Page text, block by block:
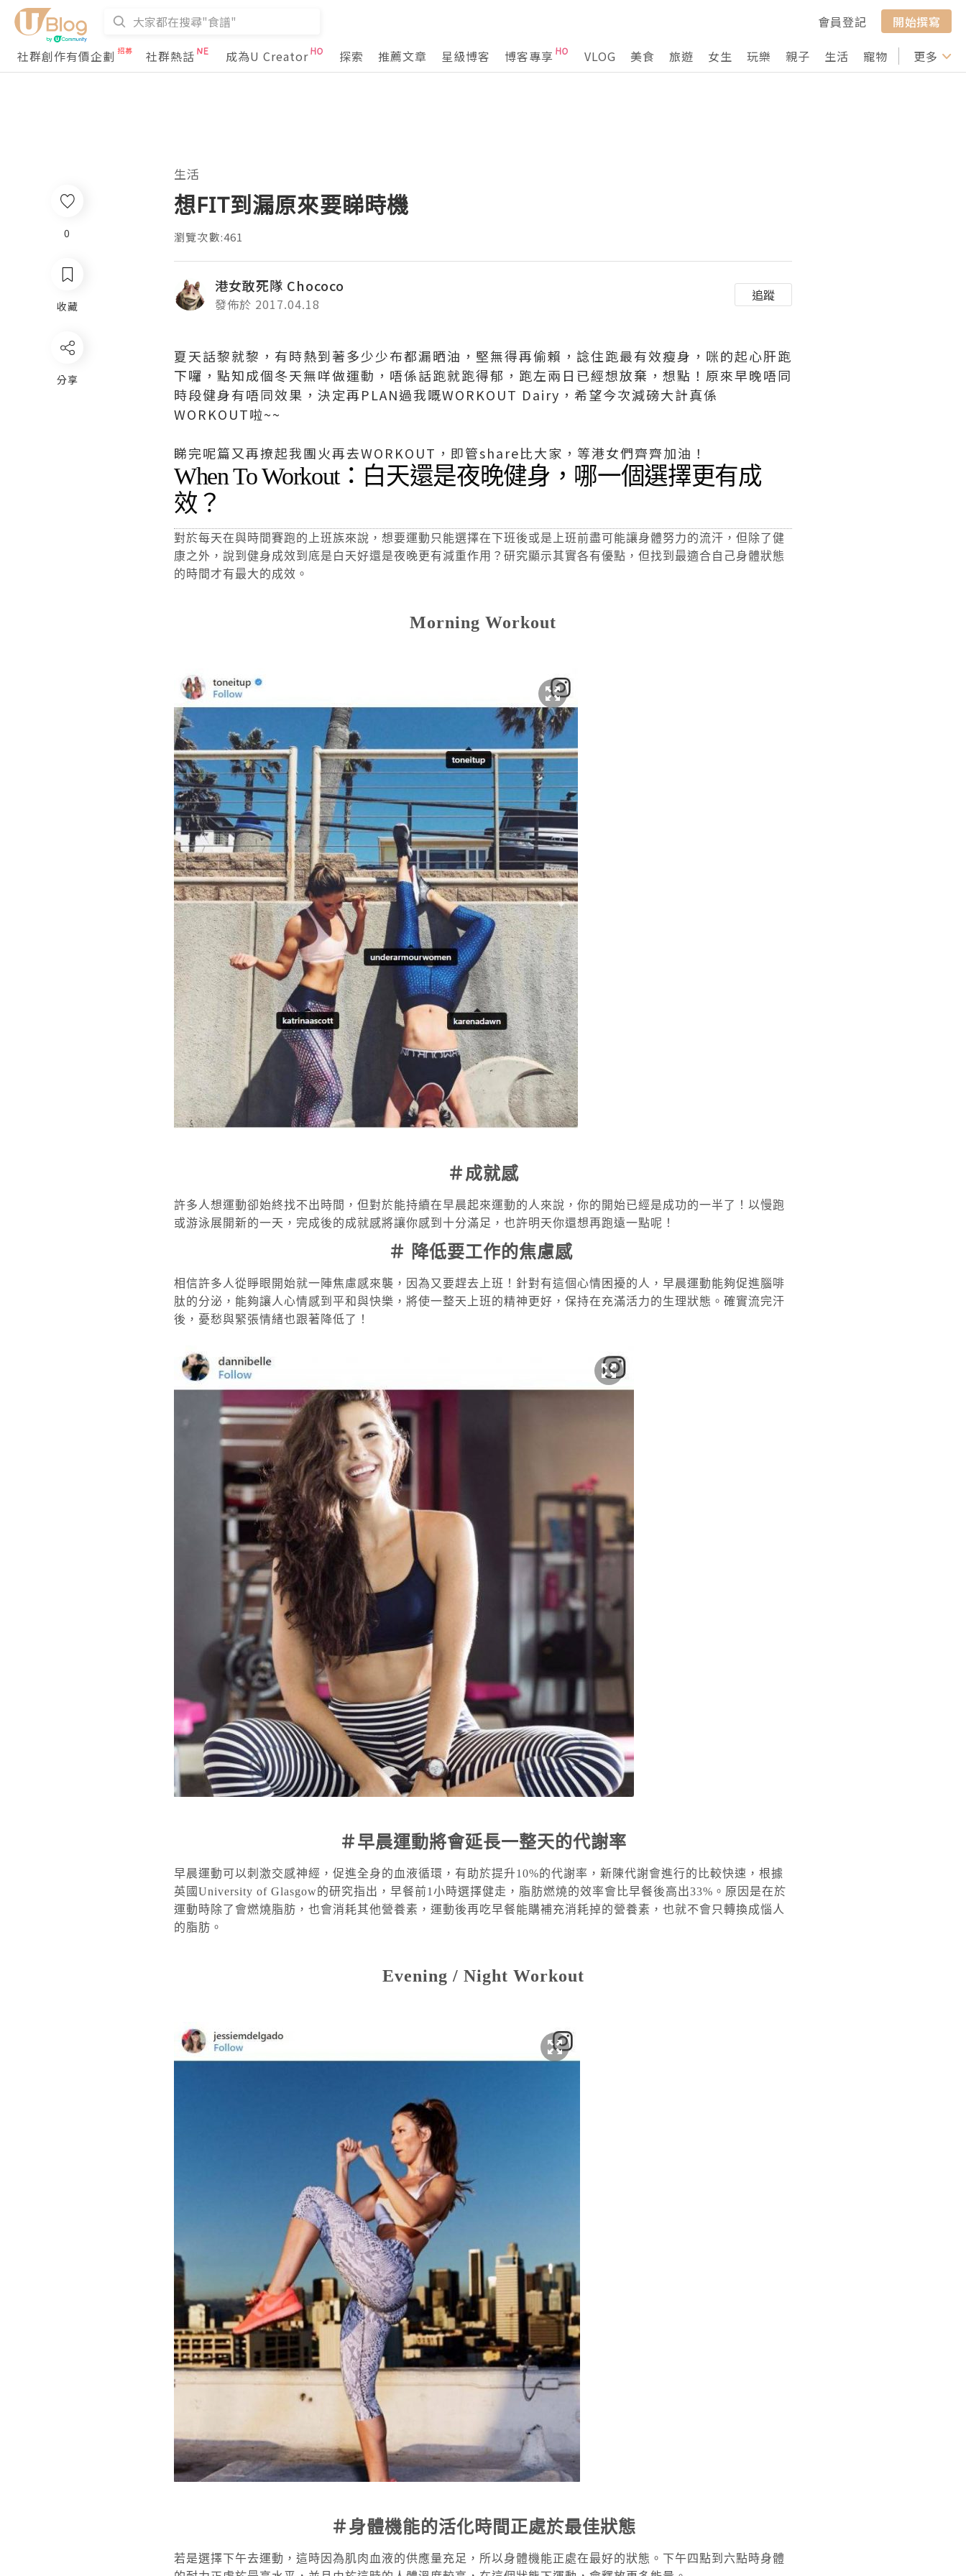
會員登記
開始撰寫
社群創作有價企劃
社群熱話 成為U Creator 探索 推薦文章 星級博客 博客專享 VLOG 美食 旅遊 女生 玩樂 親子 生活 寵物 行山 打卡
更多
0
收藏
分享
生活
想FIT到漏原來要睇時機
瀏覽次數:461
港女敢死隊 Chococo
發佈於 2017.04.18
追蹤
夏天話黎就黎，有時熱到著多少少布都漏晒油，堅無得再偷賴，諗住跑最有效瘦身，咪的起心肝跑
下囉，點知成個冬天無咩做運動，唔係話跑就跑得郁，跑左兩日已經想放棄，想點！原來早晚唔同
時段健身有唔同效果，決定再PLAN過我嘅WORKOUT Dairy，希望今次減磅大計真係
WORKOUT啦~~
睇完呢篇又再撩起我團火再去WORKOUT，即管share比大家，等港女們齊齊加油！
When To Workout：白天還是夜晚健身，哪一個選擇更有成
效？
對於每天在與時間賽跑的上班族來說，想要運動只能選擇在下班後或是上班前盡可能讓身體努力的流汗，但除了健
康之外，說到健身成效到底是白天好還是夜晚更有減重作用？研究顯示其實各有優點，但找到最適合自己身體狀態
的時間才有最大的成效。
Morning Workout
＃成就感
許多人想運動卻始終找不出時間，但對於能持續在早晨起來運動的人來說，你的開始已經是成功的一半了！以慢跑
或游泳展開新的一天，完成後的成就感將讓你感到十分滿足，也許明天你還想再跑遠一點呢！
＃ 降低要工作的焦慮感
相信許多人從睜眼開始就一陣焦慮感來襲，因為又要趕去上班！針對有這個心情困擾的人，早晨運動能夠促進腦啡
肽的分泌，能夠讓人心情感到平和與快樂，將使一整天上班的精神更好，保持在充滿活力的生理狀態。確實流完汗
後，憂愁與緊張情緒也跟著降低了！
＃早晨運動將會延長一整天的代謝率
早晨運動可以刺激交感神經，促進全身的血液循環，有助於提升10%的代謝率，新陳代謝會進行的比較快速，根據
英國University of Glasgow的研究指出，早餐前1小時選擇健走，脂肪燃燒的效率會比早餐後高出33%。原因是在於
運動時除了會燃燒脂肪，也會消耗其他營養素，運動後再吃早餐能購補充消耗掉的營養素，也就不會只轉換成惱人
的脂肪。
Evening / Night Workout
＃身體機能的活化時間正處於最佳狀態
若是選擇下午去運動，這時因為肌肉血液的供應量充足，所以身體機能正處在最好的狀態。下午四點到六點時身體